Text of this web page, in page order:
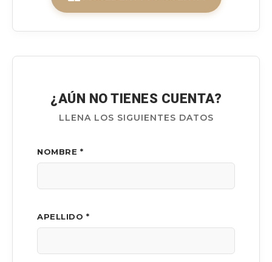
¿AÚN NO TIENES CUENTA?
LLENA LOS SIGUIENTES DATOS
NOMBRE *
APELLIDO *